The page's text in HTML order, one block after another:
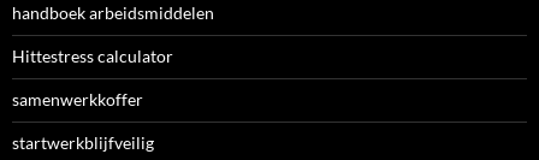
handboek arbeidsmiddelen
Hittestress calculator
samenwerkkoffer
startwerkblijfveilig